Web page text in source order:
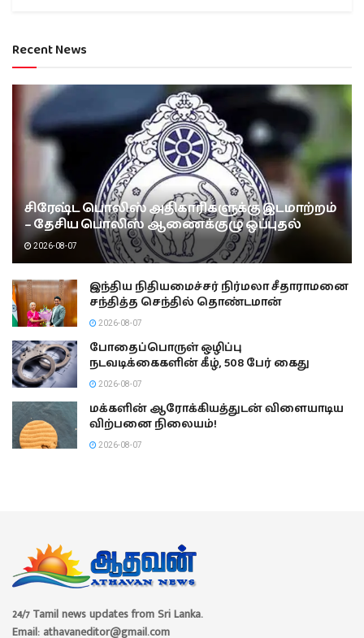
Recent News
சிரேஷ்ட பொலிஸ் அதிகாரிகளுக்கு இடமாற்றம்
– தேசிய பொலிஸ் ஆணைக்குழு ஒப்புதல்
2026-08-07
இந்திய நிதியமைச்சர் நிர்மலா சீதாராமனை
சந்தித்த செந்தில் தொண்டமான்
2026-08-07
போதைப்பொருள் ஒழிப்பு
நடவடிக்கைகளின் கீழ், 508 பேர் கைது
2026-08-07
மக்களின் ஆரோக்கியத்துடன் விளையாடிய
விற்பனை நிலையம்!
2026-08-07
24/7 Tamil news updates from Sri Lanka.
Email: athavaneditor@gmail.com